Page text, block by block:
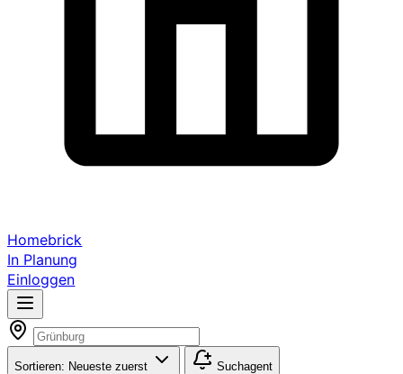
Homebrick
In Planung
Einloggen
Sortieren: Neueste zuerst Suchagent